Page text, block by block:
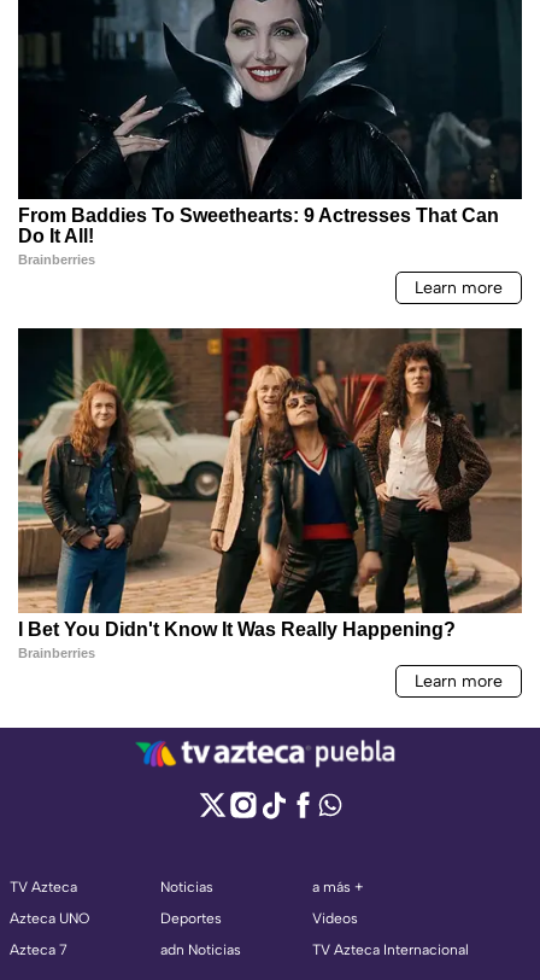
TV Azteca
Azteca UNO
Azteca 7
Noticias
Deportes
adn Noticias
a más +
Videos
TV Azteca Internacional